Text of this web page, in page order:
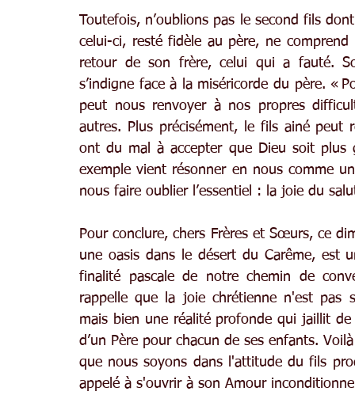
Toutefois, n’oublions pas le second fils
celui-ci, resté fidèle au père, ne
retour de son frère, celui qui a fauté.
s’indigne face à la miséricorde du père. «
peut nous renvoyer à nos propres
autres. Plus précisément, le fils ainé peut
ont du mal à accepter que Dieu soit plus
exemple vient résonner en nous comme
nous faire oublier l’essentiel : la joie du
Pour conclure, chers Frères et Sœurs, ce
une oasis dans le désert du Carême, est
finalité pascale de notre chemin de
rappelle que la joie chrétienne n'est pas
mais bien une réalité profonde qui jaillit
d’un Père pour chacun de ses enfants.
que nous soyons dans l'attitude du fils
appelé à s'ouvrir à son Amour